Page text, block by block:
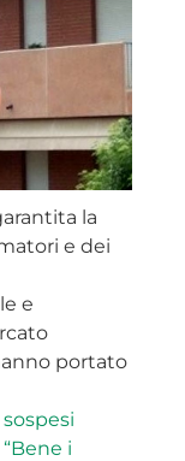
la
e dei
e
portato
i